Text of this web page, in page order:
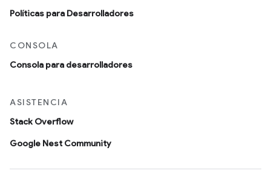
Políticas para Desarrolladores
CONSOLA
Consola para desarrolladores
ASISTENCIA
Stack Overflow
Google Nest Community